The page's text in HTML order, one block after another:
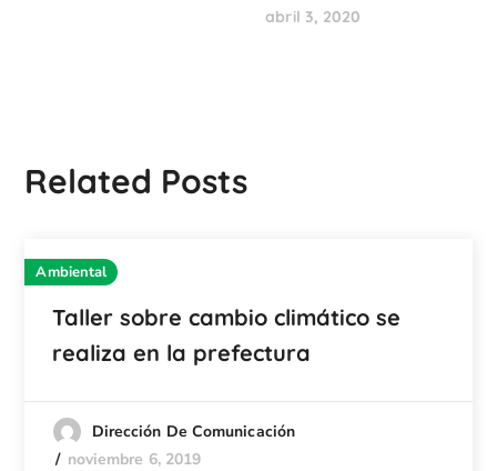
abril 3, 2020
Related Posts
Ambiental
Taller sobre cambio climático se
realiza en la prefectura
Dirección De Comunicación
noviembre 6, 2019